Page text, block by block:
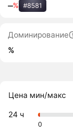
‒% #8581
Доминирование
%
Цена мин/макс
24 ч
0